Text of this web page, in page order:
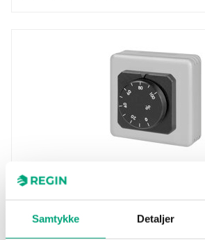
Samtykke Detaljer
DPTW
Positioner 0...100 % for
(0…10 V), wall mounting